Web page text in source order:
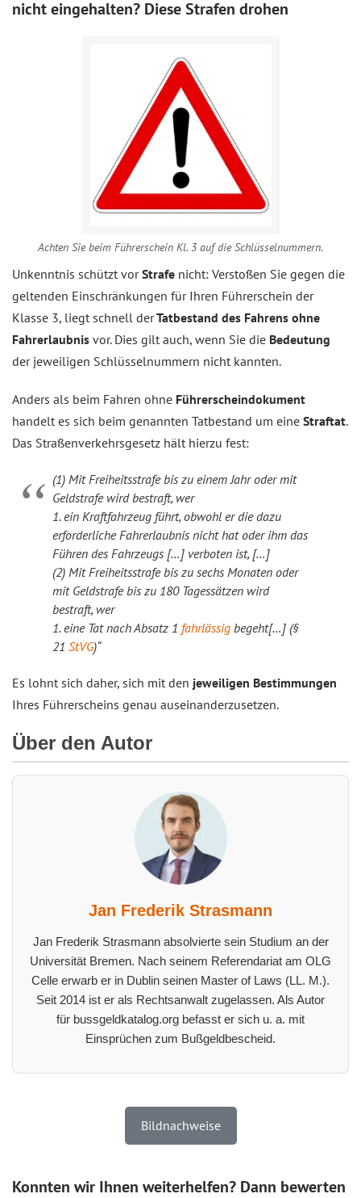
nicht eingehalten? Diese Strafen drohen
Achten Sie beim Führerschein Kl. 3 auf die Schlüsselnummern.
Unkenntnis schützt vorStrafe nicht: Verstoßen Sie gegen die
geltenden Einschränkungen für Ihren Führerschein der
Klasse 3, liegt schnell derTatbestand des Fahrens ohne
Fahrerlaubnis vor. Dies gilt auch, wenn Sie die Bedeutung
der jeweiligen Schlüsselnummern nicht kannten.
Anders als beim Fahren ohne Führerscheindokument
handelt es sich beim genannten Tatbestand um eine Straftat.
Das Straßenverkehrsgesetz hält hierzu fest:
(1) Mit Freiheitsstrafe bis zu einem Jahr oder mit
Geldstrafe wird bestraft, wer
1. ein Kraftfahrzeug führt, obwohl er die dazu
erforderliche Fahrerlaubnis nicht hat oder ihm das
Führen des Fahrzeugs […] verboten ist, […]
(2) Mit Freiheitsstrafe bis zu sechs Monaten oder
mit Geldstrafe bis zu 180 Tagessätzen wird
bestraft, wer
1. eine Tat nach Absatz 1 fahrlässig begeht[…] (§
21 StVG)“
Es lohnt sich daher, sich mit den jeweiligen Bestimmungen
Ihres Führerscheins genau auseinanderzusetzen.
Über den Autor
Jan Frederik Strasmann
Jan Frederik Strasmann absolvierte sein Studium an der
Universität Bremen. Nach seinem Referendariat am OLG
Celle erwarb er in Dublin seinen Master of Laws (LL. M.).
Seit 2014 ist er als Rechtsanwalt zugelassen. Als Autor
für bussgeldkatalog.org befasst er sich u. a. mit
Einsprüchen zum Bußgeldbescheid.
Bildnachweise
Konnten wir Ihnen weiterhelfen? Dann bewerten